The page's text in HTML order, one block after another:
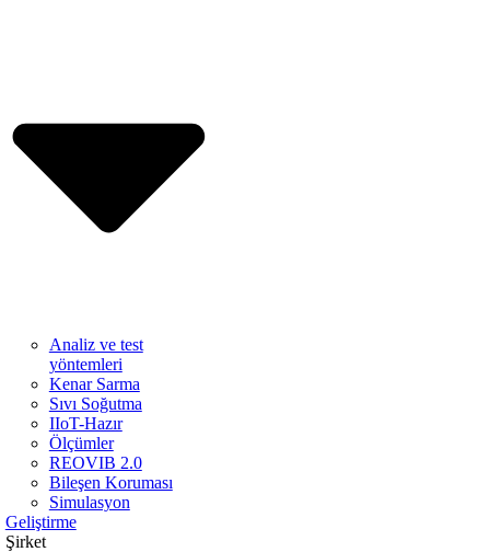
Analiz ve test
yöntemleri
Kenar Sarma
Sıvı Soğutma
IIoT-Hazır
Ölçümler
REOVIB 2.0
Bileşen Koruması
Simulasyon
Geliştirme
Şirket